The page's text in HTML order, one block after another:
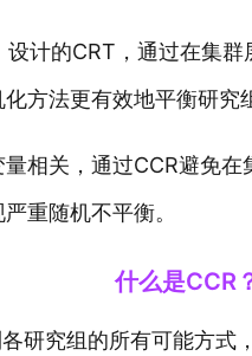
计的CRT，通过在集
方法更有效地平衡研究
相关，通过CCR避免
重随机不平衡。
什么是CCR
研究组的所有可能方式